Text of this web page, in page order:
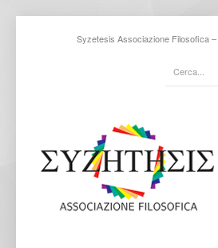
Syzetesis Associazione Filosofica –